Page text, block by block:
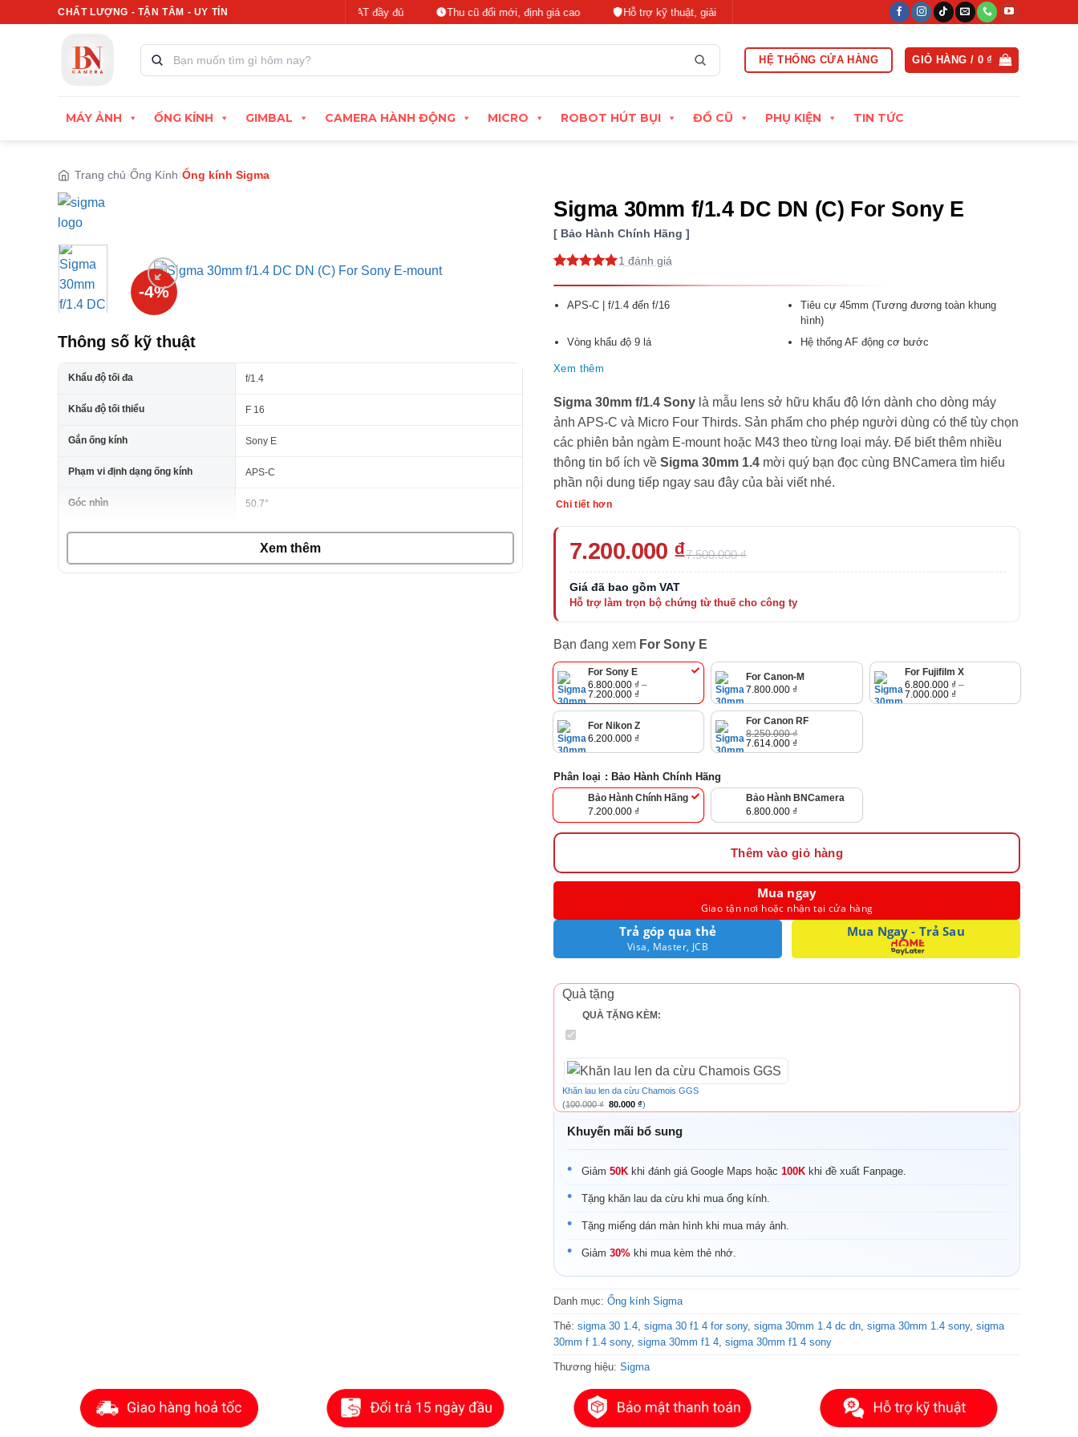
CHẤT LƯỢNG - TẬN TÂM - UY TÍN Xuất hóa đơn VAT đầy đủ Thu cũ đổi mới, định giá cao Hỗ trợ kỹ thuật, giải đáp tận tình Đổi trả linh hoạt trong vòng 15 ngày đầu Xuất hóa đơn
kiếm
HỆ THỐNG CỬA HÀNG GIỎ HÀNG / 0₫
MÁY ẢNH ỐNG KÍNH GIMBAL CAMERA HÀNH ĐỘNG MICRO ROBOT HÚT BỤI ĐỒ CŨ PHỤ KIỆN TIN TỨC
Trang chủ Ống Kính Ống kính Sigma
-4%
Thông số kỹ thuật
Khẩu độ tối đa f/1.4
Khẩu độ tối thiểu F 16
Gắn ống kính Sony E
Phạm vi định dạng ống kính APS-C
Góc nhìn 50.7°
Khoảng cách lấy nét tối thiểu 11,81″ / 30 cm
Độ phóng đại tối đa 0,14x
Xem thêm
Sigma 30mm f/1.4 DC DN (C) For Sony E
Bảo Hành Chính Hãng
đánh giá
1
APS-C | f/1.4 đến f/16
Tiêu cự 45mm (Tương đương toàn khung
hình)
Vòng khẩu độ 9 lá
Hệ thống AF động cơ bước
Xem thêm
Sigma 30mm f/1.4 Sony là mẫu lens sở hữu khẩu độ lớn dành cho dòng máy
ảnh APS-C và Micro Four Thirds. Sản phẩm cho phép người dùng có thể tùy chọn
các phiên bản ngàm E-mount hoặc M43 theo từng loại máy. Để biết thêm nhiều
thông tin bổ ích về Sigma 30mm 1.4 mời quý bạn đọc cùng BNCamera tìm hiểu
phần nội dung tiếp ngay sau đây của bài viết nhé.
Chi tiết hơn
7.500.000₫
Giá
gốc
là:
7.500.000 ₫.
7.200.000 ₫
Giá
hiện
tại
là:
7.200.000 ₫.
Bạn đang xem For Sony E
For Sony E
6.800.000 ₫ –
7.200.000 ₫Khoảng
giá:
từ
6.800.000 ₫
đến
For Canon-M
7.800.000 ₫
For Fujifilm X
6.800.000 ₫ –
7.000.000 ₫Khoảng
giá:
For Nikon Z
6.200.000 ₫
For Canon RF
8.250.000₫
Giá
gốc
7.614.000 ₫Giá
hiện
Phân loại : Bảo Hành Chính Hãng
Bảo Hành Chính Hãng
Giá Gốc Là: 7.500.000 ₫.
7.200.000 ₫
Giá Hiện Tại Là: 7.200.000 ₫.
Bảo Hành BNCamera
6.800.000 ₫
Thêm vào giỏ hàng
Mua ngay
Giao tận nơi hoặc nhận tại cửa hàng
Trả góp qua thẻ
Visa, Master, JCB
Mua Ngay - Trả Sau
Quà tặng
QUÀ TẶNG KÈM:
Khăn lau len da cừu Chamois GGS
(100.000₫ Giá gốc là: 100.000 ₫.
80.000₫Giá hiện tại là: 80.000 ₫.
)
Khuyến mãi bổ sung
Giảm 50K khi đánh giá Google Maps hoặc 100K khi đề xuất Fanpage.
Tặng khăn lau da cừu khi mua ống kính.
Tặng miếng dán màn hình khi mua máy ảnh.
Giảm 30% khi mua kèm thẻ nhớ.
Danh mục: Ống kính Sigma
Thẻ: sigma 30 1.4 sigma 30 f1 4 for sony, sigma 30mm 1.4 dc dn sigma 30mm 1.4 sony, sigma
30mm f 1.4 sony, sigma 30mm f1 4 sigma 30mm f1 4 sony
Thương hiệu: Sigma